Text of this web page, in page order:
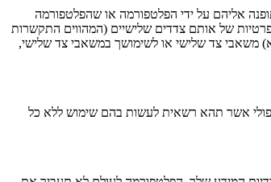
אליהם על ידי הפלטפורמה או שהפלטפורמה
של אותם צדדים שלישיים (המהווים התקשרות
משאבי צד שלישי או לשימושך במשאבי צד שלישי,
פולי אשר תהא רשאית לעשות בהם שימוש ללא כל